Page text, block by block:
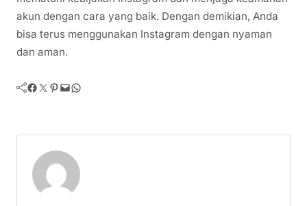
akun dengan cara yang baik. Dengan demikian, Anda
bisa terus menggunakan Instagram dengan nyaman
dan aman.
Facebook Twitter Pinterest Mail WhatsApp